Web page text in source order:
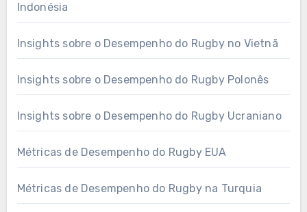
Indonésia
Insights sobre o Desempenho do Rugby no Vietnã
Insights sobre o Desempenho do Rugby Polonês
Insights sobre o Desempenho do Rugby Ucraniano
Métricas de Desempenho do Rugby EUA
Métricas de Desempenho do Rugby na Turquia